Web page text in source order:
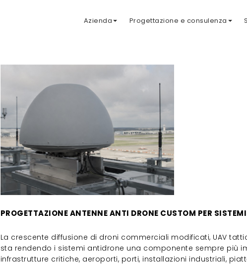
Azienda Progettazione e consulenza
PROGETTAZIONE ANTENNE ANTI DRONE CUSTOM PER
La crescente diffusione di droni commerciali modificati, UAV
sta rendendo i sistemi antidrone una componente sempre più
infrastrutture critiche, aeroporti, porti, installazioni industriali,